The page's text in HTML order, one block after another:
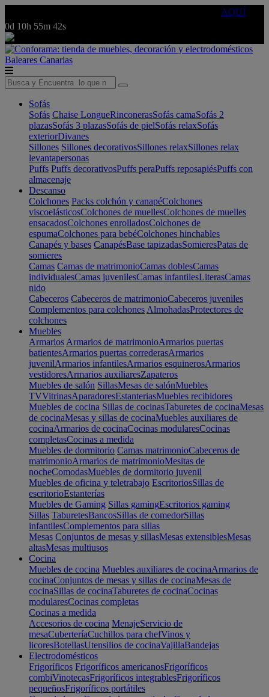
AQUÍ
0d 10h 55m 42s
Baleares Canarias
Sofás
Sofás Chaise LongueRinconerasSofás camaSofás 2
plazasSofás 3 plazasSofás de pielSofás relaxSofás
exteriorDivanes
Sillones Sillones decorativosSillones relaxSillones relax
levantapersonas
Puffs Puffs decorativosPuffs peraPuffs reposapiésPuffs con
almacenaje
Descanso
Colchones Packs colchón y canapéColchones
viscoelásticosColchones de muellesColchones de muelles
ensacadosColchones enrolladosColchones de
espumaColchones para bebéColchones hinchables
Canapés y bases CanapésBase tapizadasSomieresPatas de
somieres
Camas Camas de matrimonioCamas doblesCamas
individualesCamas juvenilesCamas infantilesLiterasCamas
nido
Cabeceros Cabeceros de matrimonioCabeceros juveniles
Complementos para colchones AlmohadasProtectores de
colchones
Muebles
Armarios Armarios de matrimonioArmarios puertas
batientesArmarios puertas correderasArmarios
juvenilArmarios infantilesArmarios esquinerosArmarios
vestidoresArmarios auxiliaresZapateros
Muebles de salón SillasMesas de salónMuebles
TVVitrinasAparadoresEstanteriasMuebles recibidores
Muebles de cocina Sillas de cocinasTaburetes de cocinaMesas
de cocinaMesas y sillas de cocinaMuebles auxiliares de
cocinaArmarios de cocinaCocinas modularesCocinas
completasCocinas a medida
Muebles de dormitorio Camas matrimonioCabeceros de
matrimonioArmarios de matrimonioMesitas de
nocheComodasMuebles de dormitorio juvenil
Muebles de oficina y teletrabajo EscritoriosSillas de
escritorioEstanterías
Muebles de Gaming Sillas gamingEscritorios gaming
Sillas TaburetesBancosSillas de comedorSillas
infantilesComplementos para sillas
Mesas Conjuntos de mesas y sillasMesas extensiblesMesas
altasMesas multiusos
Cocina
Muebles de cocina Muebles auxiliares de cocinaArmarios de
cocinaConjuntos de mesas y sillas de cocinaMesas de
cocinaSillas de cocinaTaburetes de cocinaCocinas
modularesCocinas completas
Cocinas a medida
Accesorios de cocina MenajeServicio de
mesaCuberteríaCuchillos para chefVinos y
licoresBotellasUtensilios de cocinaVajillaBandejas
Electrodomésticos
Frigoríficos Frigoríficos americanosFrigoríficos
combiVinotecasFrigoríficos integrablesFrigoríficos
pequeñosFrigoríficos portátiles